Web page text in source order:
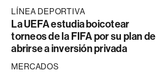
LÍNEA DEPORTIVA
La UEFA estudia boicotear
torneos de la FIFA por su plan de
abrirse a inversión privada
MERCADOS